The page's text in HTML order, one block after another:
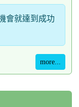
會就達到成功
more...